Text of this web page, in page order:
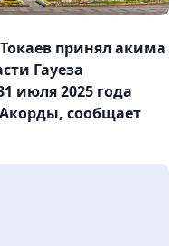
принял акима
Гауеза
июля 2025 года
Акорды, сообщает